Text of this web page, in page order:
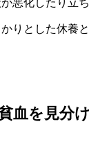
りとした休養と
血を見分け